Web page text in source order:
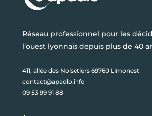
Réseau professionnel pour les
l’ouest lyonnais depuis plus de 40
411, allée des Noisetiers 69760 Limonest
contact@apadlo.info
09 53 99 91 88